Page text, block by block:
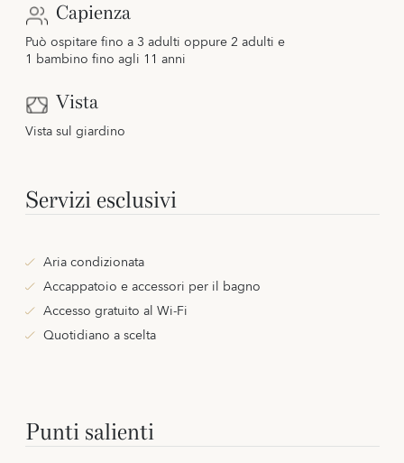
Capienza
Può ospitare fino a 3 adulti oppure 2 adulti e
1 bambino fino agli 11 anni
Vista
Vista sul giardino
Servizi esclusivi
Aria condizionata
Accappatoio e accessori per il bagno
Accesso gratuito al Wi-Fi
Quotidiano a scelta
Punti salienti